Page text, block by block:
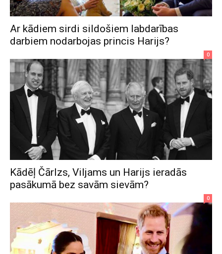
Ar kādiem sirdi sildošiem labdarības
darbiem nodarbojas princis Harijs?
0
Kādēļ Čārlzs, Viljams un Harijs ieradās
pasākumā bez savām sievām?
0